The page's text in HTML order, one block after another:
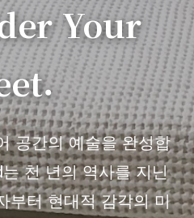
Your
공간의 예술을 완성합
천 년의 역사를 지닌
부터 현대적 감각의 미